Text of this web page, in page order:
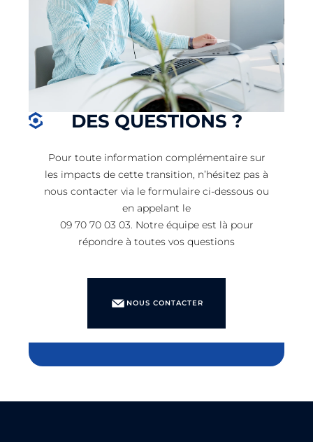
DES QUESTIONS ?
Pour toute information complémentaire sur
les impacts de cette transition, n’hésitez pas à
nous contacter via le formulaire ci-dessous ou
en appelant le
09 70 70 03 03. Notre équipe est là pour
répondre à toutes vos questions
NOUS CONTACTER